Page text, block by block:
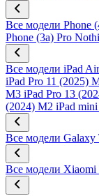
Все модели Phone
Phone (3a) Pro
Все модели iPad
iPad Pro 11 (2025)
M3 iPad Pro 13
(2024) M2 iPad
Все модели Galaxy
Все модели Xiaomi